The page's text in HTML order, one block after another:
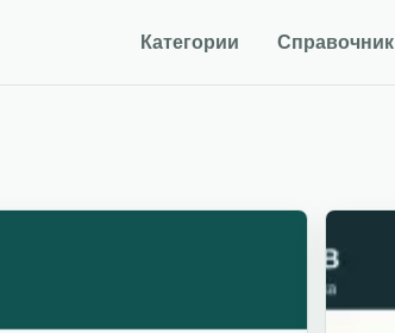
Категории Справочник